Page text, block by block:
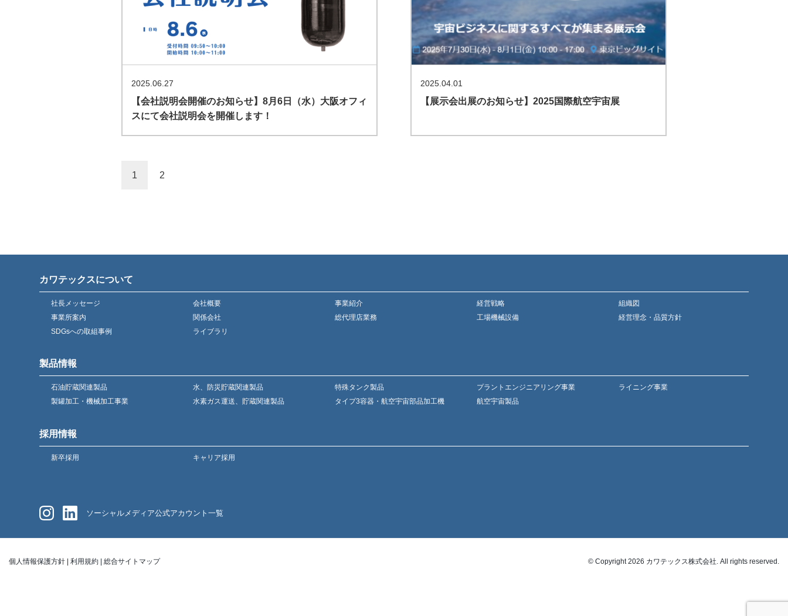
2025.06.27
【会社説明会開催のお知らせ】8月6日（水）大阪オフィ
スにて会社説明会を開催します！
2025.04.01
【展示会出展のお知らせ】2025国際航空宇宙展
1 2
カワテックスについて
社長メッセージ 会社概要 事業紹介 経営戦略
組織図
事業所案内
関係会社 総代理店業務 工場機械設備
経営理念・品質方針
SDGsへの取組事例
ライブラリ
製品情報
石油貯蔵関連製品 水、防災貯蔵関連製品 特殊タンク製品 プラントエンジニアリング事業
ライニング事業
製罐加工・機械加工事業
水素ガス運送、貯蔵関連製品 タイプ3容器・航空宇宙部品加工機 航空宇宙製品
採用情報
新卒採用 キャリア採用
ソーシャルメディア公式アカウント一覧
個人情報保護方針 利用規約 総合サイトマップ © Copyright 2026 カワテックス株式会社. All rights reserved.